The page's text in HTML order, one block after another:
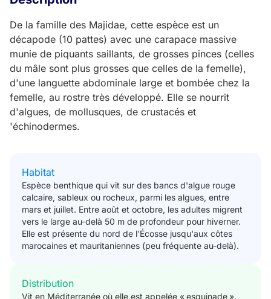
De la famille des Majidae, cette espèce est un
décapode (10 pattes) avec une carapace massive
munie de piquants saillants, de grosses pinces (celles
du mâle sont plus grosses que celles de la femelle),
d'une languette abdominale large et bombée chez la
femelle, au rostre très développé. Elle se nourrit
d'algues, de mollusques, de crustacés et
'échinodermes.
Habitat
Espèce benthique qui vit sur des bancs d'algue rouge
calcaire, sableux ou rocheux, parmi les algues, entre
mars et juillet. Entre août et octobre, les adultes migrent
vers le large au-delà 50 m de profondeur pour hiverner.
Elle est présente du nord de l'Écosse jusqu'aux côtes
marocaines et mauritaniennes (peu fréquente au-delà).
Distribution
Vit en Méditerranée où elle est appelée « esquinade ».